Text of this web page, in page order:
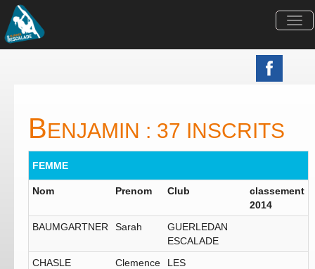
BENJAMIN : 37 INSCRITS
FEMME
Nom Prenom Club
classement
2014
BAUMGARTNER
Sarah
GUERLEDAN
ESCALADE
CHASLE
Clemence
LES